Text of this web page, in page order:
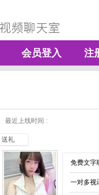
会员登入 注
最近上线时间 :
送礼
免费文
一对多